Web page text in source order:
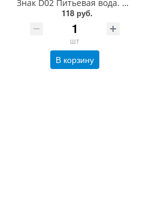
Знак D02 Питьевая вода. 200x200 мм. пластик 2 мм
118 руб.
шт
В корзину